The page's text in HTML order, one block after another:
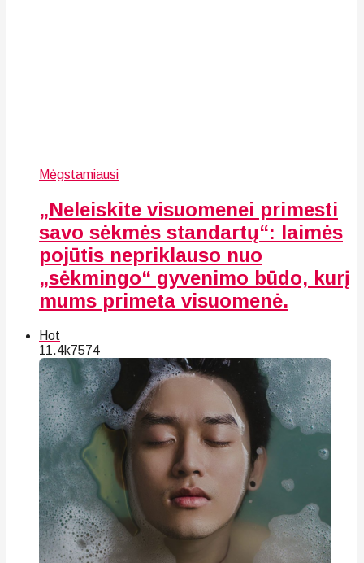
Mėgstamiausi
„Neleiskite visuomenei primesti
savo sėkmės standartų“: laimės
pojūtis nepriklauso nuo
„sėkmingo“ gyvenimo būdo, kurį
mums primeta visuomenė.
Hot
11.4k7574